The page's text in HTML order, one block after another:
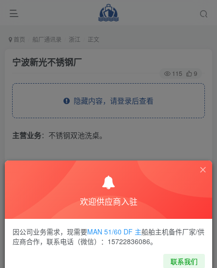
首页 船厂通讯录 浙江 正文
宁波新光不锈钢厂
115 9
隐藏内容，请登录后查看
主营业务：不锈钢双池洗桌。
THE END
喜欢就支持一下吧
欢迎供应商入驻
因公司业务需求，现需要MAN 51/60 DF 主船舶主机备件厂家/供
应商合作，联系电话（微信）：15722836086。
联系我们